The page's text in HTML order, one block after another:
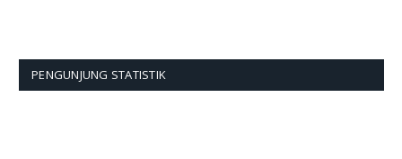
PENGUNJUNG STATISTIK